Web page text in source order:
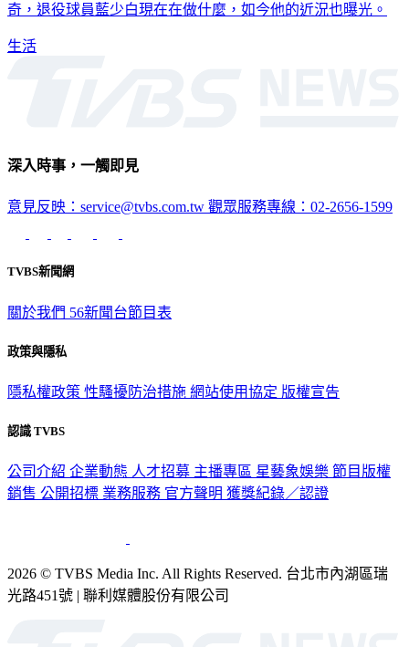
奇，退役球員藍少白現在在做什麼，如今他的近況也曝光。
生活
深入時事，一觸即見
意見反映：service@tvbs.com.tw 觀眾服務專線：02-2656-1599
TVBS新聞網
關於我們 56新聞台節目表
政策與隱私
隱私權政策 性騷擾防治措施 網站使用協定 版權宣告
認識 TVBS
公司介紹 企業動態 人才招募 主播專區 星藝象娛樂 節目版權
銷售 公開招標 業務服務 官方聲明 獲獎紀錄／認證
2026 © TVBS Media Inc. All Rights Reserved. 台北市內湖區瑞
光路451號 | 聯利媒體股份有限公司